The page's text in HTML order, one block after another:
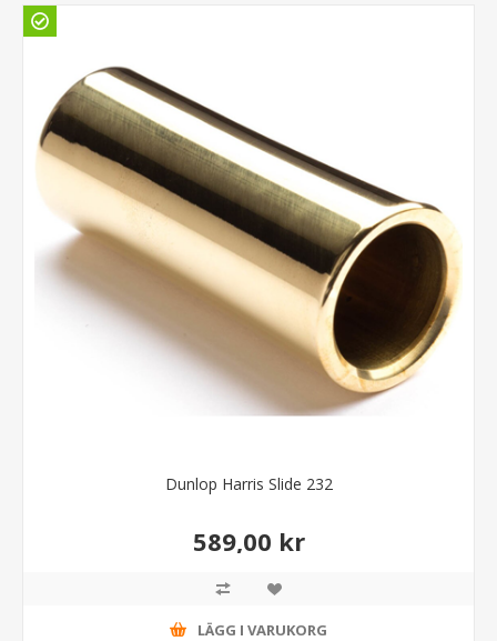
Dunlop Harris Slide 232
589,00 kr
LÄGG I VARUKORG